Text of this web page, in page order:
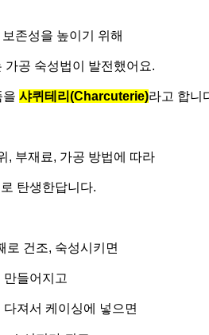
존성을 높이기 위해
가공 숙성법이 발전했어요.
을 샤퀴테리 (Charcuterie)라고 합니
, 부재료, 가공 방법에 따라
탄생한답니다.
로 건조, 숙성시키면
만들어지고
져서 케이싱에 넣으면